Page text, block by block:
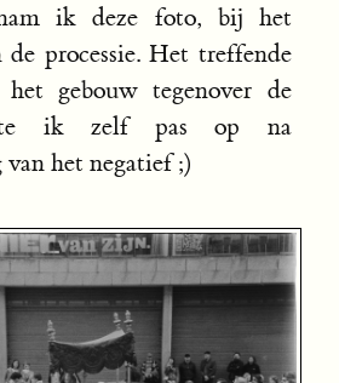
nam ik deze foto, bij het
de processie. Het treffende
gebouw tegenover de
ik zelf pas op na
het negatief ;)